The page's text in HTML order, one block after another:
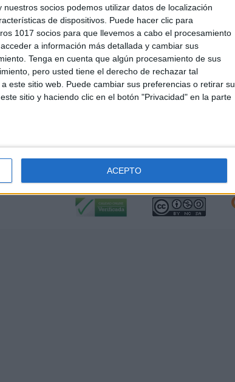
socios podemos utilizar datos de localización
de dispositivos. Puede hacer clic para
1017 socios para que llevemos a cabo el procesamiento
a información más detallada y cambiar sus
Tenga en cuenta que algún procesamiento de sus
pero usted tiene el derecho de rechazar tal
este sitio web. Puede cambiar sus preferencias o retirar su
sitio y haciendo clic en el botón "Privacidad" en la parte
ACEPTO